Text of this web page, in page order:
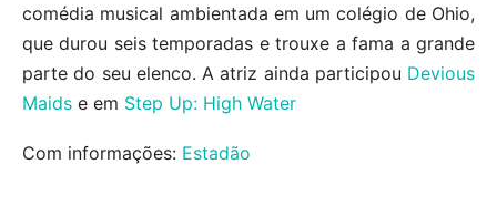
comédia musical ambientada em um colégio de Ohio,
que durou seis temporadas e trouxe a fama a grande
parte do seu elenco. A atriz ainda participou Devious
Maids e em Step Up: High Water
Com informações: Estadão